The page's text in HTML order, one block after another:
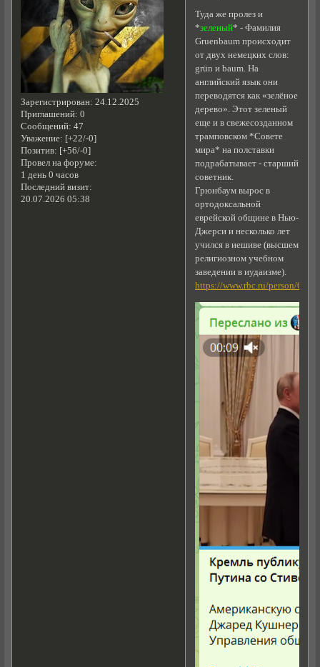
Зарегистрирован: 24.12.2025
Приглашений: 0
Сообщений: 47
Уважение: [+22/-0]
Позитив: [+56/-0]
Провел на форуме:
1 день 0 часов
Последний визит:
20.07.2026 05:38
Туда же пролез и
*зеленый* - Фамилия
Gruenbaum происходит
от двух немецких слов:
grün и baum. На
английский язык они
переводятся как «зелёное
дерево». Этот зеленый
еще и в свежесозданном
трамповском *Совете
мира* на полставки
подрабатывает - старший
советник.
Грюнбаум вырос в
ортодоксальной
еврейской общине в Нью-
Джерси и несколько лет
учился в иешиве (высшем
религиозном учебном
заведении в иудаизме).
https://www.rbc.ru/person/